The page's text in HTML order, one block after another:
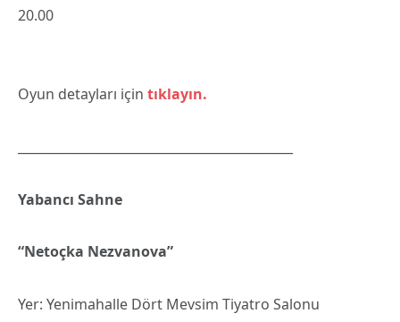
20.00
Oyun detayları için tıklayın.
Yabancı Sahne
“Netoçka Nezvanova”
Yer: Yenimahalle Dört Mevsim Tiyatro Salonu